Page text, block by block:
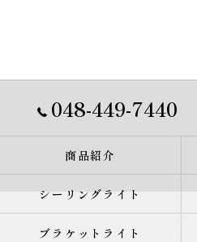
048-449-7440
商品紹介
シーリングライト
ブラケットライト